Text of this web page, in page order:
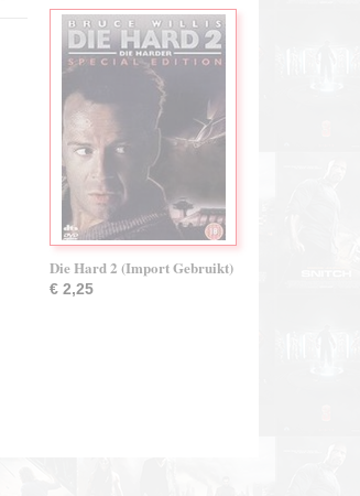
Die Hard 2 (Import Gebruikt)
€ 2,25